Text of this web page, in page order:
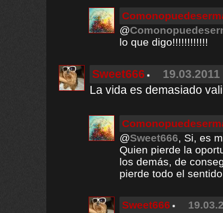
@
lo que digo!!!!!!!!!!!!
Sweet666
La vida es demasiado
@Sweet666, Si, es
Quien pierde la
los demás, de
pierde todo el
Sweet666